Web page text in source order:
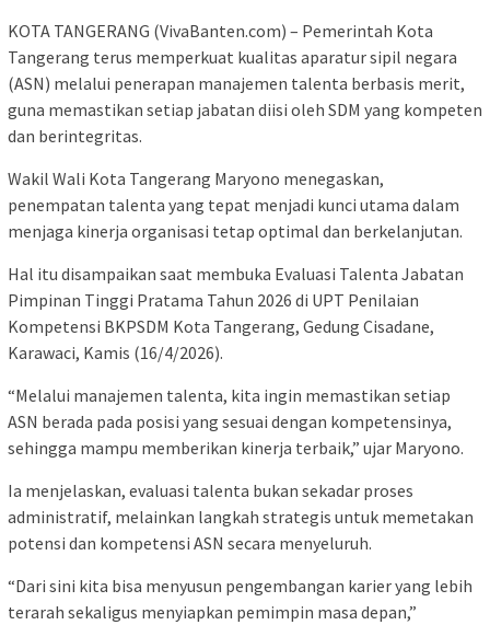
KOTA TANGERANG (VivaBanten.com) – Pemerintah Kota
Tangerang terus memperkuat kualitas aparatur sipil negara
(ASN) melalui penerapan manajemen talenta berbasis merit,
guna memastikan setiap jabatan diisi oleh SDM yang kompeten
dan berintegritas.
Wakil Wali Kota Tangerang Maryono menegaskan,
penempatan talenta yang tepat menjadi kunci utama dalam
menjaga kinerja organisasi tetap optimal dan berkelanjutan.
Hal itu disampaikan saat membuka Evaluasi Talenta Jabatan
Pimpinan Tinggi Pratama Tahun 2026 di UPT Penilaian
Kompetensi BKPSDM Kota Tangerang, Gedung Cisadane,
Karawaci, Kamis (16/4/2026).
“Melalui manajemen talenta, kita ingin memastikan setiap
ASN berada pada posisi yang sesuai dengan kompetensinya,
sehingga mampu memberikan kinerja terbaik,” ujar Maryono.
Ia menjelaskan, evaluasi talenta bukan sekadar proses
administratif, melainkan langkah strategis untuk memetakan
potensi dan kompetensi ASN secara menyeluruh.
“Dari sini kita bisa menyusun pengembangan karier yang lebih
terarah sekaligus menyiapkan pemimpin masa depan,”